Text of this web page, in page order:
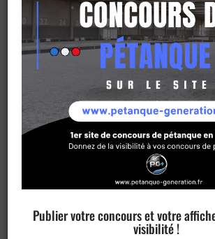
Publier votre concours et votre
visibilité !